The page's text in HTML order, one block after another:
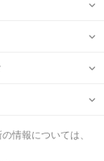
情報については、